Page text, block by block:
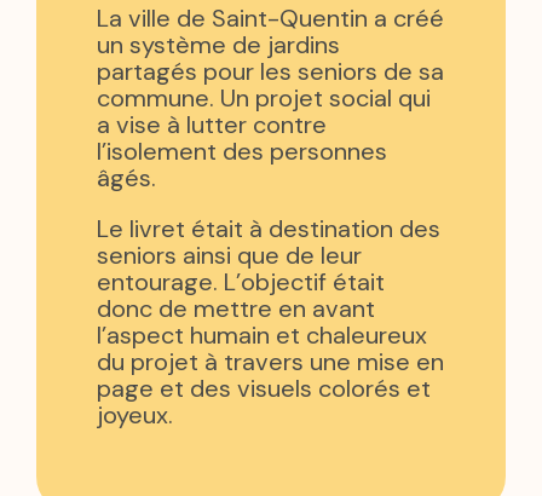
La ville de Saint-Quentin a créé
un système de jardins
partagés pour les seniors de sa
commune. Un projet social qui
a vise à lutter contre
l’isolement des personnes
âgés.
Le livret était à destination des
seniors ainsi que de leur
entourage. L’objectif était
donc de mettre en avant
l’aspect humain et chaleureux
du projet à travers une mise en
page et des visuels colorés et
joyeux.